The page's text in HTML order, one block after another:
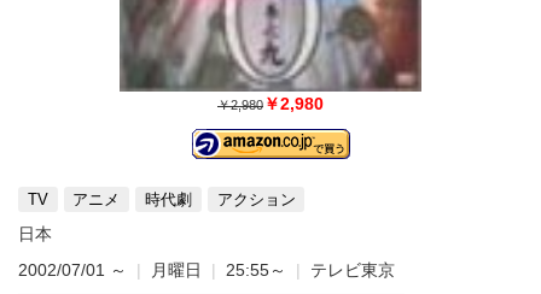
￥2,980 ￥2,980
TV アニメ 時代劇 アクション
日本
2002/07/01
～ | 月曜日 | 25:55～ | テレビ東京